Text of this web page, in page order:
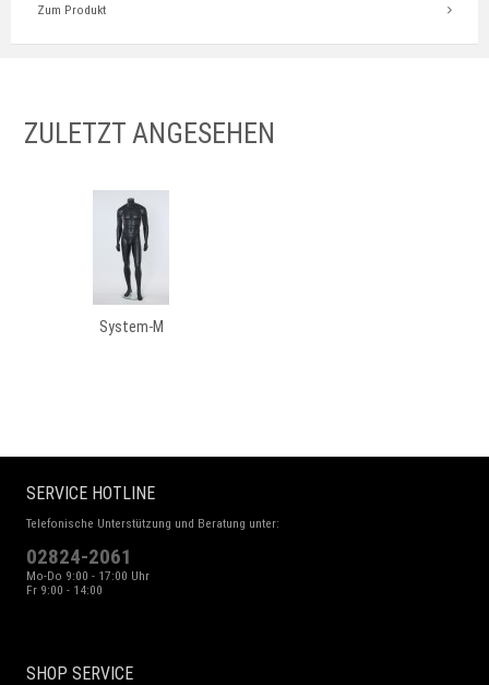
Zum Produkt
ZULETZT ANGESEHEN
System-M
SERVICE HOTLINE
Telefonische Unterstützung und Beratung unter:
02824-2061
Mo-Do 9:00 - 17:00 Uhr
Fr 9:00 - 14:00
SHOP SERVICE